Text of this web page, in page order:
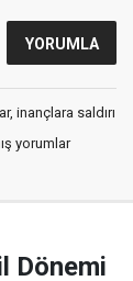
inançlara saldırı
yorumlar
Dönemi